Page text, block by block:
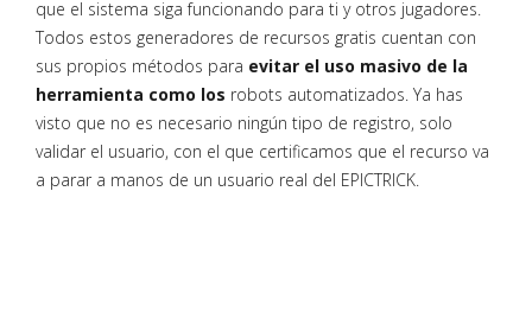
que el sistema siga funcionando para ti y otros jugadores.
Todos estos generadores de recursos gratis cuentan con
sus propios métodos para evitar el uso masivo de la
herramienta como los robots automatizados. Ya has
visto que no es necesario ningún tipo de registro, solo
validar el usuario, con el que certificamos que el recurso va
a parar a manos de un usuario real del EPICTRICK.